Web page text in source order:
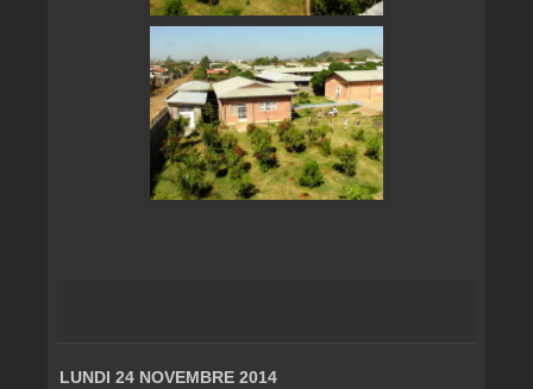
LUNDI 24 NOVEMBRE 2014